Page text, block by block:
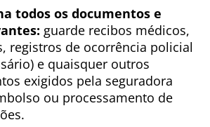
todos os documentos e
guarde recibos médicos,
registros de ocorrência policial
e quaisquer outros
exigidos pela seguradora
ou processamento de